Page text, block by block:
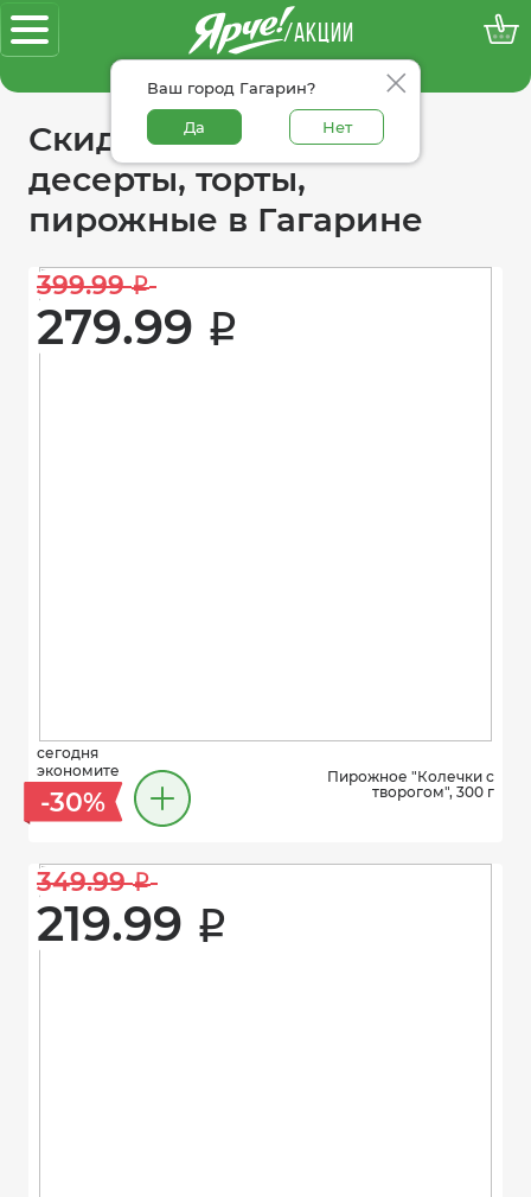
/АКЦИИ
Ваш город Гагарин?
Да Нет
100% достоверные акции
Скидки в категории
десерты, торты,
пирожные в Гагарине
399.99 i
279.99 i
сегодня
экономите
-30%
Пирожное "Колечки с
творогом", 300 г
349.99 i
219.99 i